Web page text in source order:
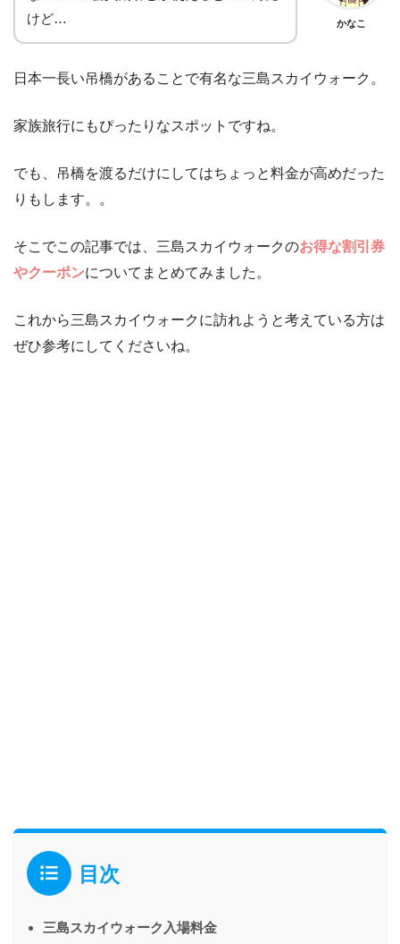
けど…
かなこ
日本一長い吊橋があることで有名な三島スカイウォーク。
家族旅行にもぴったりなスポットですね。
でも、吊橋を渡るだけにしてはちょっと料金が高めだった
りもします。。
そこでこの記事では、三島スカイウォークのお得な割引券
やクーポンについてまとめてみました。
これから三島スカイウォークに訪れようと考えている方は
ぜひ参考にしてくださいね。
目次
三島スカイウォーク入場料金